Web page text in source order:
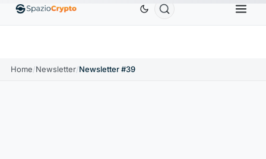
EthereumETH1.880,58 USD TetherUSDT ↑0.00%
Home/Newsletter/Newsletter #39